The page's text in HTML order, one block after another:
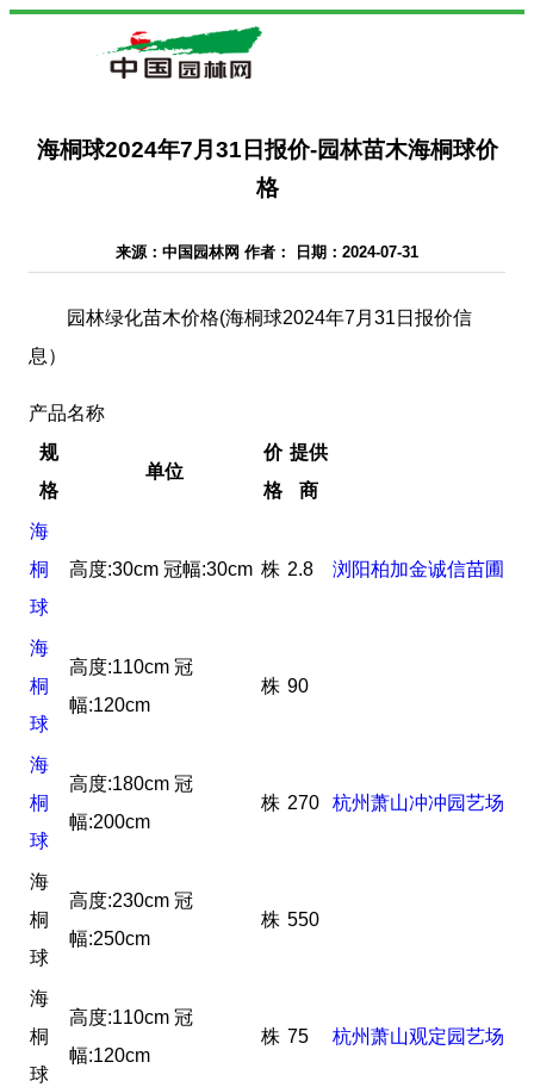
海桐球2024年7月31日报价-园林苗木海桐球价
格
来源：中国园林网 作者： 日期：2024-07-31
园林绿化苗木价格(海桐球2024年7月31日报价信
息）
产品名称
规
格
单位
价
格
提供
商
海
桐
球
高度:30cm 冠幅:30cm 株 2.8 浏阳柏加金诚信苗圃
海
桐
球
高度:110cm 冠
幅:120cm
株 90
杭州萧山冲冲园艺场
海
桐
球
高度:180cm 冠
幅:200cm
株 270
海
桐
球
高度:230cm 冠
幅:250cm
株 550
海
桐
球
高度:110cm 冠
幅:120cm
株 75 杭州萧山观定园艺场